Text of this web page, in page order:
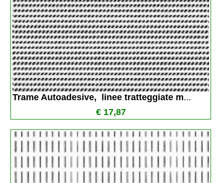
Trame Autoadesive,  linee tratteggiate m...
€ 17,87